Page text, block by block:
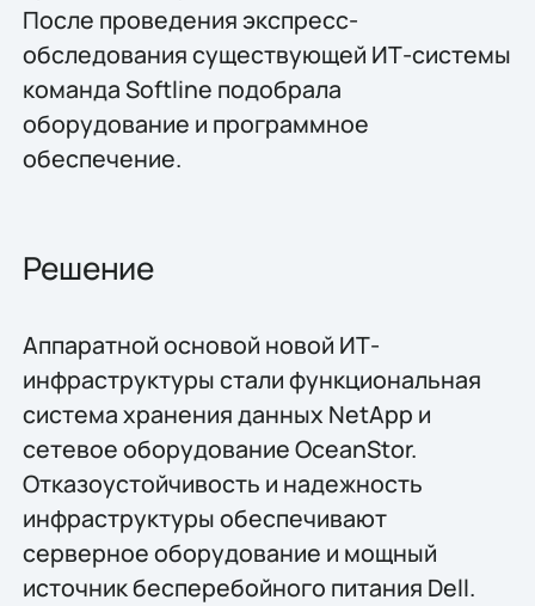
После проведения экспресс-
обследования существующей ИТ-системы
команда Softline подобрала
оборудование и программное
обеспечение.
Решение
Аппаратной основой новой ИТ-
инфраструктуры стали функциональная
система хранения данных NetApp и
сетевое оборудование OceanStor.
Отказоустойчивость и надежность
инфраструктуры обеспечивают
серверное оборудование и мощный
источник бесперебойного питания Dell.